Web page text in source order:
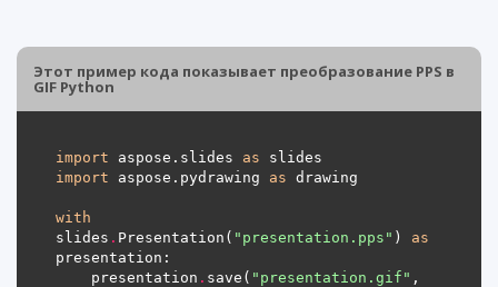
Этот пример кода показывает преобразование PPS в
GIF Python
import aspose.slides as
import aspose.pydrawing as
with
slides . Presentation( "presentation.pps" ) as
    presentation
. save( "presentation.gif" ,